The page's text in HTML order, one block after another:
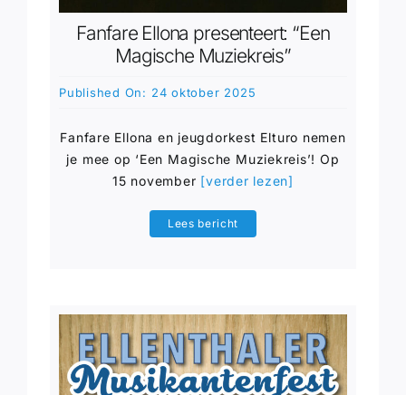
Fanfare Ellona presenteert: “Een
Magische Muziekreis”
Published On: 24 oktober 2025
Fanfare Ellona en jeugdorkest Elturo nemen
je mee op ‘Een Magische Muziekreis’! Op
15 november [verder lezen]
Lees bericht